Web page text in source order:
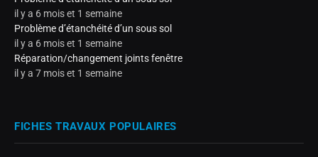
il y a 6 mois et 1 semaine
Problème d’étanchéité d’un sous sol
il y a 6 mois et 1 semaine
Réparation/changement joints fenêtre
il y a 7 mois et 1 semaine
FICHES TRAVAUX POPULAIRES